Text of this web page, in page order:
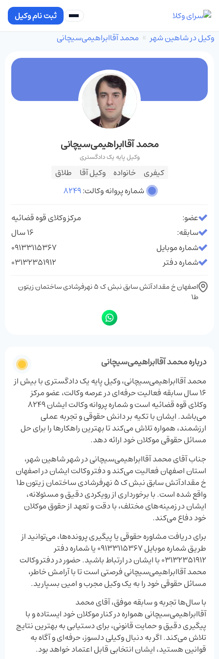
ثبت نام وکیل
وکیل در شاهین شهر
محمد آقاابراهیمی‌سیچانی‌
محمد آقاابراهیمی‌سیچانی‌
وکیل پایه یک دادگستری
کیفری خانواده وکیل آقا
طلاق
شماره پروانه وکالت:8249
عضو:
مرکز وکلای قوه قضائیه
سابقه:
16 سال
شماره موبایل
09133115367
شماره دفتر
03132351912
اصفهان خ مقدادآتش سابق نبش ک ۵ نهرفرشادی ساختمان زیتون
ط۱
درباره محمد آقاابراهیمی‌سیچانی‌
محمد آقاابراهیمی‌سیچانی‌، وکیل پایه یک دادگستری با بیش از
۱۶ سال سابقه فعالیت حرفه‌ای در عرصه وکالت، عضو مرکز
وکلای قوه قضائیه است و شماره پروانه وکالت ایشان ۸۲۴۹
می‌باشد. ایشان با تکیه بر دانش حقوقی و تجربه عملی
ارزشمند، همواره تلاش می‌کند تا بهترین راهکارها را برای حل
مسائل حقوقی موکلان خود ارائه دهد.
جناب آقای محمد آقاابراهیمی‌سیچانی‌ در شهر شاهین شهر،
استان اصفهان فعالیت می‌کند و دفتر وکالت ایشان در اصفهان
خ مقدادآتش سابق نبش ک ۵ نهرفرشادی ساختمان زیتون ط۱
واقع شده است. با برخورداری از رویکردی دقیق و مسئولانه،
ایشان در زمینه‌های مختلف، با دقت و تعهد از حقوق موکلان
خود دفاع می‌کند.
برای دریافت مشاوره حقوقی یا پیگیری پرونده‌ها، می‌توانید از
طریق شماره موبایل ۰۹۱۳۳۱۱۵۳۶۷ یا شماره دفتر
۰۳۱۳۲۳۵۱۹۱۲ با ایشان در ارتباط باشید. حضور در دفتر وکالت
محمد آقاابراهیمی‌سیچانی‌ فرصتی است تا با آرامش خاطر،
مسائل حقوقی خود را به یک وکیل مجرب و امین بسپارید.
با سال‌ها تجربه و سابقه موفق، آقای محمد
آقاابراهیمی‌سیچانی‌ همواره در کنار موکلان خود ایستاده و با
پیگیری دقیق و حمایت قانونی، برای دستیابی به بهترین نتایج
تلاش می‌کند. اگر به دنبال وکیلی دلسوز، حرفه‌ای و آگاه به
قوانین هستید، ایشان انتخابی قابل اعتماد خواهد بود.